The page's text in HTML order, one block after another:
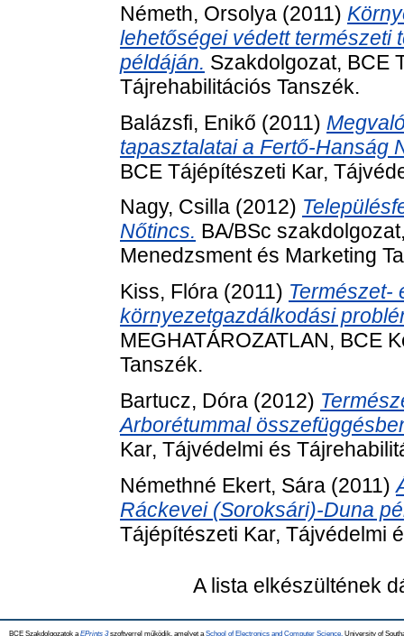
Németh, Orsolya (2011)
lehetőségei védett természeti
példáján. Szakdolgozat, BCE
Tájrehabilitációs Tanszék.
Balázsfi, Enikő (2011)
tapasztalatai a Fertő-Hanság
BCE Tájépítészeti Kar,
Nagy, Csilla (2012)
Nőtincs. BA/BSc
Menedzsment és Marketing
Kiss, Flóra (2011) Természet-
környezetgazdálkodási
MEGHATÁROZATLAN, BCE
Tanszék.
Bartucz, Dóra (2012)
Arborétummal
Kar, Tájvédelmi és
Némethné Ekert, Sára (2011)
Ráckevei (Soroksári)-Duna
Tájépítészeti Kar, Tájvédelmi
A lista elkészültének
BCE Szakdolgozatok a EPrints 3szoftverrel működik, amelyet a School of Electronics and Computer Science, University of